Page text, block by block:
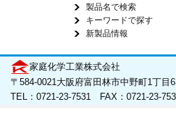
製品名で検索
キーワードで探す
新製品情報
家庭化学工業株式会社
〒584-0021大阪府富田林市中野町1丁目
TEL：0721-23-7531 FAX：0721-23-